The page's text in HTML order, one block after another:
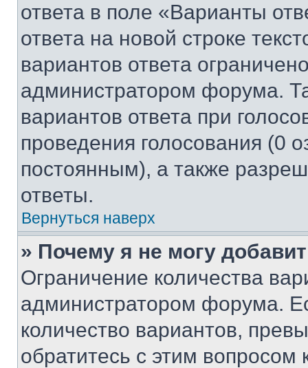
ответа в поле «Варианты
ответа на новой строке
вариантов ответа
администратором форума.
вариантов ответа при
проведения голосования (0
постоянным), а также
ответы.
Вернуться наверх
» Почему я не могу
Ограничение количества
администратором форума.
количество вариантов,
обратитесь с этим вопросом